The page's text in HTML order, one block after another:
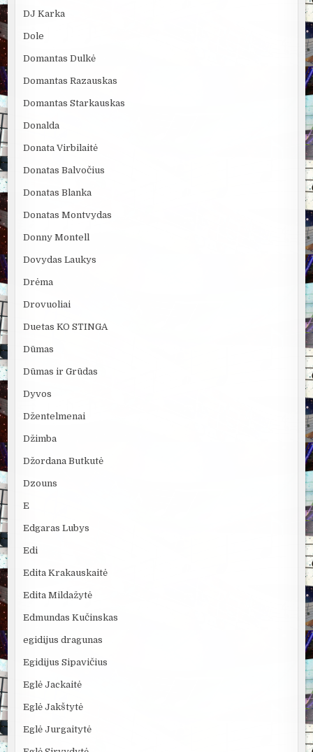
DJ Karka
Dole
Domantas Dulkė
Domantas Razauskas
Domantas Starkauskas
Donalda
Donata Virbilaitė
Donatas Balvočius
Donatas Blanka
Donatas Montvydas
Donny Montell
Dovydas Laukys
Drėma
Drovuoliai
Duetas KO STINGA
Dūmas
Dūmas ir Grūdas
Dyvos
Džentelmenai
Džimba
Džordana Butkutė
Dzouns
E
Edgaras Lubys
Edi
Edita Krakauskaitė
Edita Mildažytė
Edmundas Kučinskas
egidijus dragunas
Egidijus Sipavičius
Eglė Jackaitė
Eglė Jakštytė
Eglė Jurgaitytė